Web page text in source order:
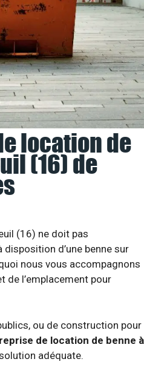
location de
(16) de
(16) ne doit pas
d’une benne sur
nous vous accompagnons
de l’emplacement pour
ou de construction pour
de location de benne à
adéquate.